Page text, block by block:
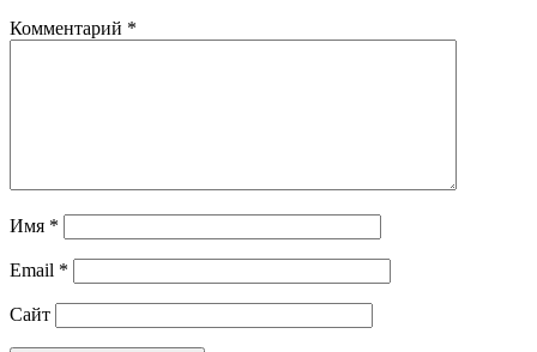
Комментарий *
Имя *
Email *
Сайт